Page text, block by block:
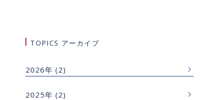
TOPICS アーカイブ
2026年 (2)
2025年 (2)